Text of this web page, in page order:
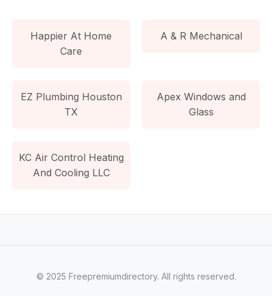
Happier At Home
Care
A & R Mechanical
EZ Plumbing Houston
TX
Apex Windows and
Glass
KC Air Control Heating
And Cooling LLC
© 2025 Freepremiumdirectory. All rights reserved.